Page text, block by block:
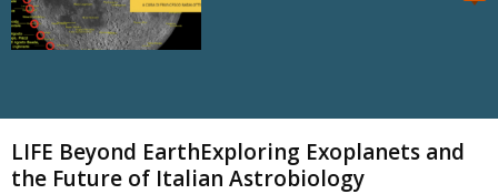
LIFE Beyond EarthExploring Exoplanets and
the Future of Italian Astrobiology